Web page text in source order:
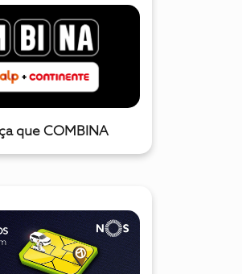
que COMBINA